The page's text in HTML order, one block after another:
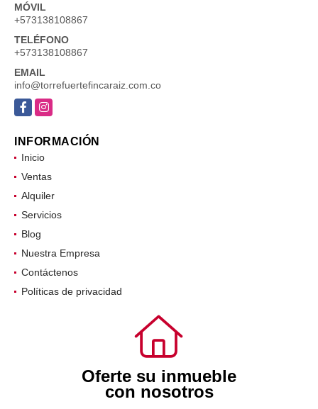
MÓVIL
+573138108867
TELÉFONO
+573138108867
EMAIL
info@torrefuertefincaraiz.com.co
FacebookInstagram
INFORMACIÓN
Inicio
Ventas
Alquiler
Servicios
Blog
Nuestra Empresa
Contáctenos
Políticas de privacidad
Oferte su inmueble
con nosotros